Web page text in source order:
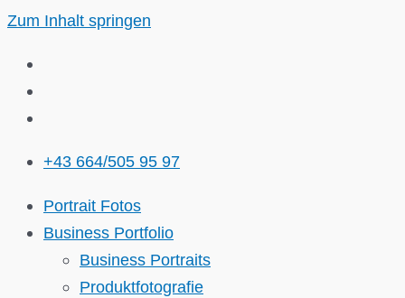
Zum Inhalt springen
+43 664/505 95 97
Portrait Fotos
Business Portfolio
Business Portraits
Produktfotografie